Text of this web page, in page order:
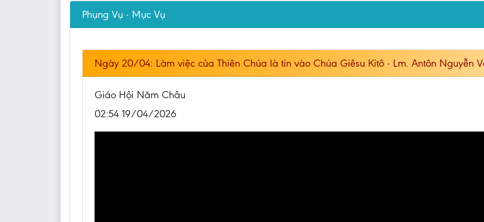
Phụng Vụ - Mục Vụ
Ngày 20/04: Làm việc của Thiên Chúa là tin vào Chúa Giêsu Kitô - Lm. Antôn Nguyễn
Giáo Hội Năm Châu
02:54 19/04/2026